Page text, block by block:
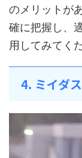
のメリットが
確に把握し、
用してみてく
4. ミイダ